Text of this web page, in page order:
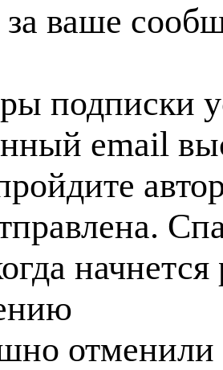
ваше
подписки
email
отменили